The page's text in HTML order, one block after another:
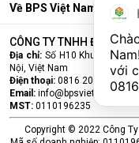
Về BPS Việt Nam
CÔNG TY TNHH ĐẦU TƯ
Địa chỉ: Số H10 Khu đấu giá
Nội, Việt Nam
Điện thoại: 0816 200 655
Email: info@bpsvietnam.vn
MST: 0110196235
Copyright © 2022 Công Ty